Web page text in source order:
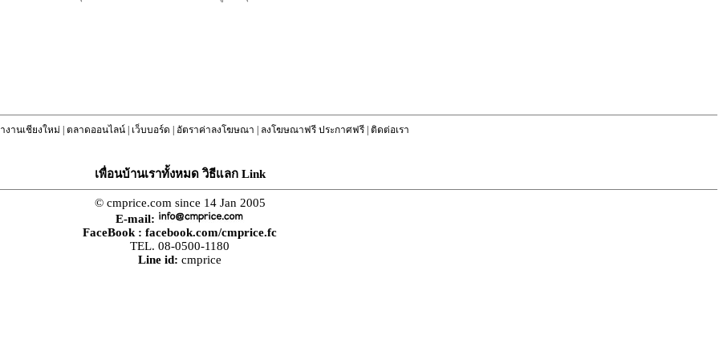
งานเชียงใหม่ | ตลาดออนไลน์| เว็บบอร์ด | อัตราค่าลงโฆษณา | ลงโฆษณาฟรี ประกาศฟรี| ติดต่อเรา
เพื่อนบ้านเราทั้งหมด วิธีแลก Link
© cmprice.com since 14 Jan 2005
E-mail:
FaceBook : facebook.com/cmprice.fc
TEL. 08-0500-1180
Line id: cmprice